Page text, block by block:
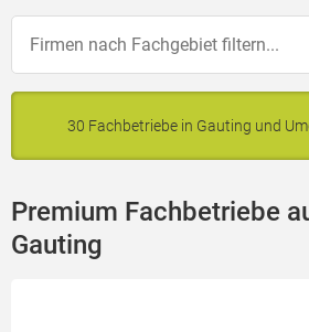
30 Fachbetriebe in Gauting und
Premium Fachbetriebe
Gauting